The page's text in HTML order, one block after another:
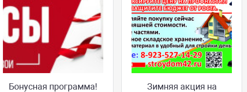
Бонусная программа!
Зимняя акция на